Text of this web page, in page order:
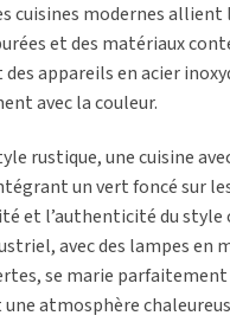
cuisines modernes allient
et des matériaux
appareils en acier
avec la couleur.
rustique, une cuisine
un vert foncé sur
et l’authenticité du style
avec des lampes en
se marie parfaitement
atmosphère